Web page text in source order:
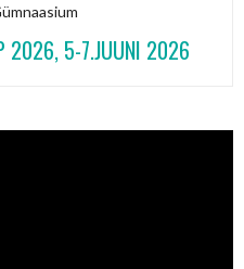
2026, 5-7.JUUNI 2026